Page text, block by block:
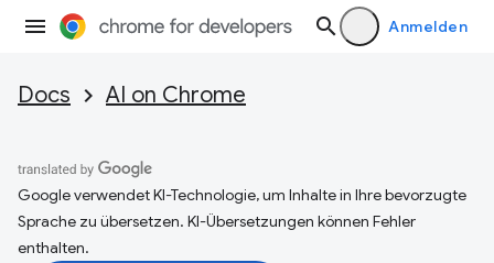
Anmelden
Docs AI on Chrome
Google verwendet KI-Technologie, um Inhalte in Ihre bevorzugte
Sprache zu übersetzen. KI-Übersetzungen können Fehler
enthalten.